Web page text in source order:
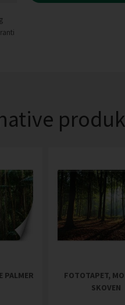
PALMER
FOTOTAPET,
SKOVEN